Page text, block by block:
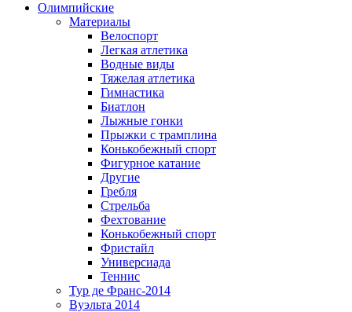
Олимпийские
Материалы
Велоспорт
Легкая атлетика
Водные виды
Тяжелая атлетика
Гимнастика
Биатлон
Лыжные гонки
Прыжки с трамплина
Конькобежный спорт
Фигурное катание
Другие
Гребля
Стрельба
Фехтование
Конькобежный спорт
Фристайл
Универсиада
Теннис
Тур де Франс-2014
Вуэльта 2014